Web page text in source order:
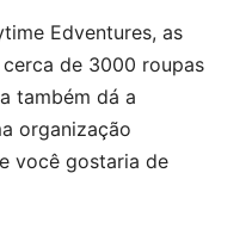
Edventures, as
de 3000 roupas
também dá a
organização
você gostaria de